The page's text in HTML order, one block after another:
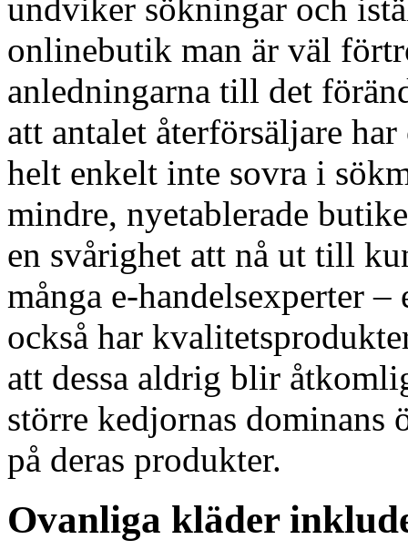
undviker sökningar och
onlinebutik man är väl
anledningarna till det
att antalet återförsäljare
helt enkelt inte sovra i
mindre, nyetablerade
en svårighet att nå ut till
många e-handelsexperter
också har
att dessa aldrig blir
större kedjornas dominans
på deras produkter.
Ovanliga kläder